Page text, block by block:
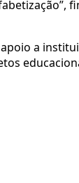
a